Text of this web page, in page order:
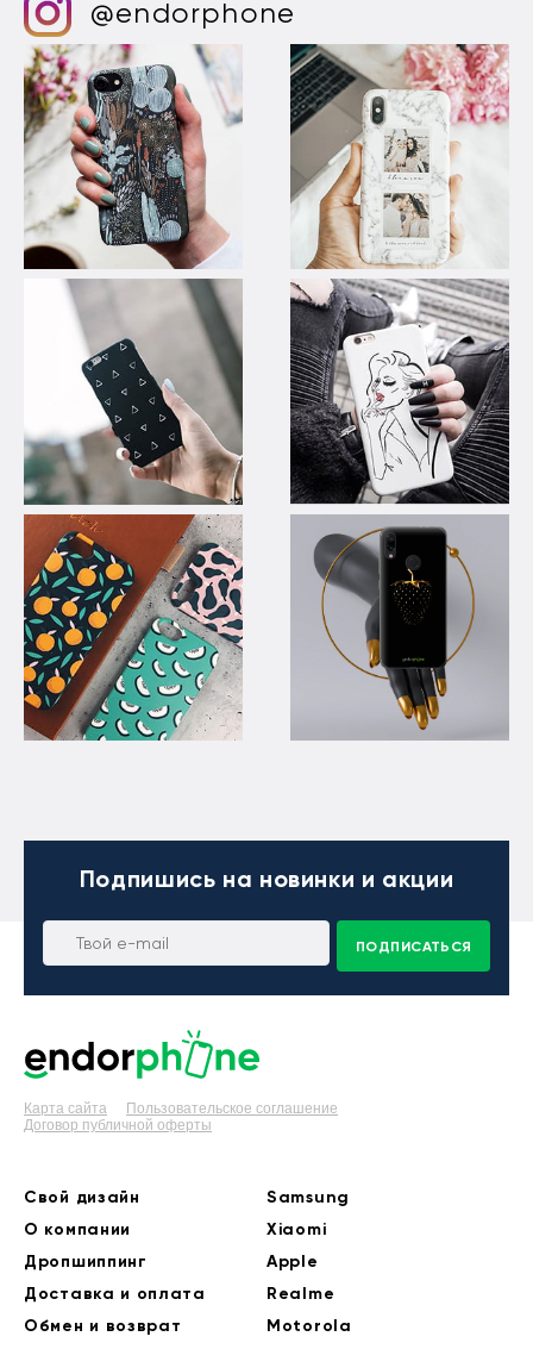
@endorphone
Подпишись на новинки и акции
ПОДПИСАТЬСЯ
Карта сайта
Пользовательское соглашение
Договор публичной оферты
Свой дизайн
О компании
Дропшиппинг
Доставка и оплата
Обмен и возврат
Samsung
Xiaomi
Apple
Realme
Motorola